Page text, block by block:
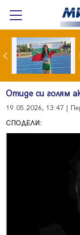
Когато всичко те дразни: тези трикове променят настроението за минути
Отиде си голям
19.05.2026, 13:47 |
СПОДЕЛИ: